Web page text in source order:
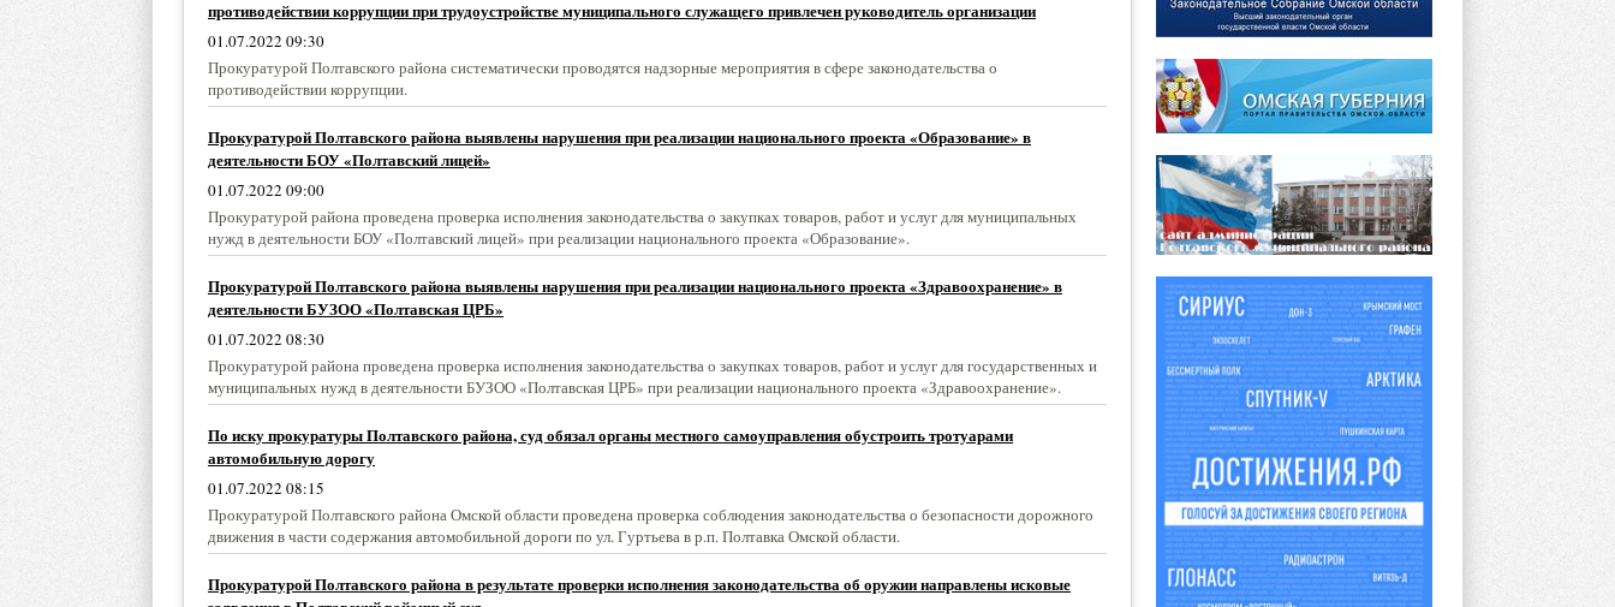
противодействии коррупции при трудоустройстве муниципального служащего привлечен руководитель организации
01.07.2022 09:30
Прокуратурой Полтавского района систематически проводятся надзорные мероприятия в сфере законодательства о
противодействии коррупции.
Прокуратурой Полтавского района выявлены нарушения при реализации национального проекта «Образование» в
деятельности БОУ «Полтавский лицей»
01.07.2022 09:00
Прокуратурой района проведена проверка исполнения законодательства о закупках товаров, работ и услуг для муниципальных
нужд в деятельности БОУ «Полтавский лицей» при реализации национального проекта «Образование».
Прокуратурой Полтавского района выявлены нарушения при реализации национального проекта «Здравоохранение» в
деятельности БУЗОО «Полтавская ЦРБ»
01.07.2022 08:30
Прокуратурой района проведена проверка исполнения законодательства о закупках товаров, работ и услуг для государственных и
муниципальных нужд в деятельности БУЗОО «Полтавская ЦРБ» при реализации национального проекта «Здравоохранение».
По иску прокуратуры Полтавского района, суд обязал органы местного самоуправления обустроить тротуарами
автомобильную дорогу
01.07.2022 08:15
Прокуратурой Полтавского района Омской области проведена проверка соблюдения законодательства о безопасности дорожного
движения в части содержания автомобильной дороги по ул. Гуртьева в р.п. Полтавка Омской области.
Прокуратурой Полтавского района в результате проверки исполнения законодательства об оружии направлены исковые